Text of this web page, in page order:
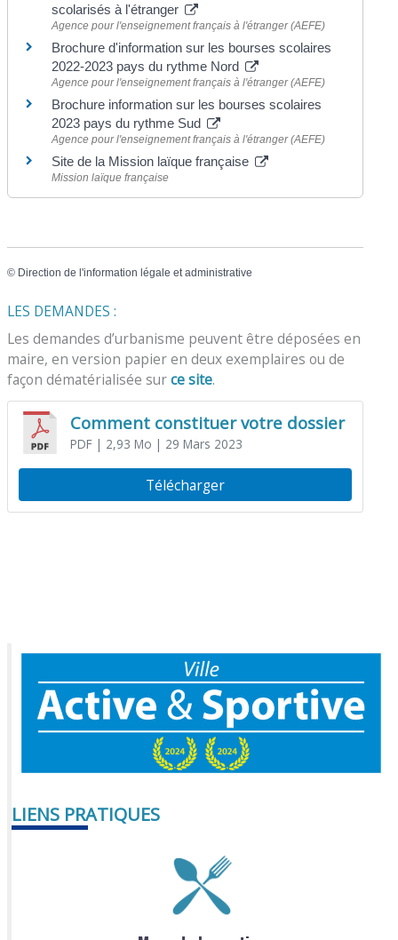
scolarisés à l'étranger
Agence pour l'enseignement français à l'étranger (AEFE)
Brochure d'information sur les bourses scolaires
2022-2023 pays du rythme Nord
Agence pour l'enseignement français à l'étranger (AEFE)
Brochure information sur les bourses scolaires
2023 pays du rythme Sud
Agence pour l'enseignement français à l'étranger (AEFE)
Site de la Mission laïque française
Mission laïque française
© Direction de l'information légale et administrative
LES DEMANDES :
Les demandes d’urbanisme peuvent être déposées en
maire, en version papier en deux exemplaires ou de
façon dématérialisée surce site.
Comment constituer votre dossier
PDF| 2,93 Mo | 29 Mars 2023
Télécharger
LIENS PRATIQUES